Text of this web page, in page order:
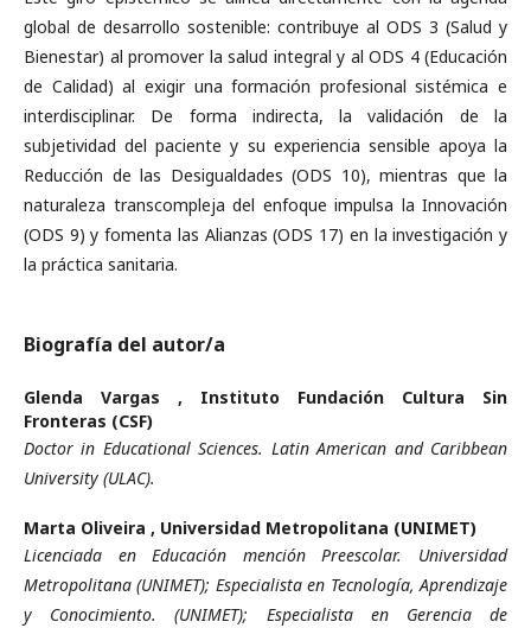
global de desarrollo sostenible: contribuye al ODS 3 (Salud y
Bienestar) al promover la salud integral y al ODS 4 (Educación
de Calidad) al exigir una formación profesional sistémica e
interdisciplinar. De forma indirecta, la validación de la
subjetividad del paciente y su experiencia sensible apoya la
Reducción de las Desigualdades (ODS 10), mientras que la
naturaleza transcompleja del enfoque impulsa la Innovación
(ODS 9) y fomenta las Alianzas (ODS 17) en la investigación y
la práctica sanitaria.
Biografía del autor/a
Glenda Vargas , Instituto Fundación Cultura Sin
Fronteras (CSF)
Doctor in Educational Sciences. Latin American and Caribbean
University (ULAC).
Marta Oliveira , Universidad Metropolitana (UNIMET)
Licenciada en Educación mención Preescolar. Universidad
Metropolitana (UNIMET); Especialista en Tecnología, Aprendizaje
y Conocimiento. (UNIMET); Especialista en Gerencia de